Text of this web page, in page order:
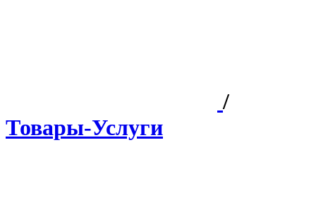
/
Товары-Услуги